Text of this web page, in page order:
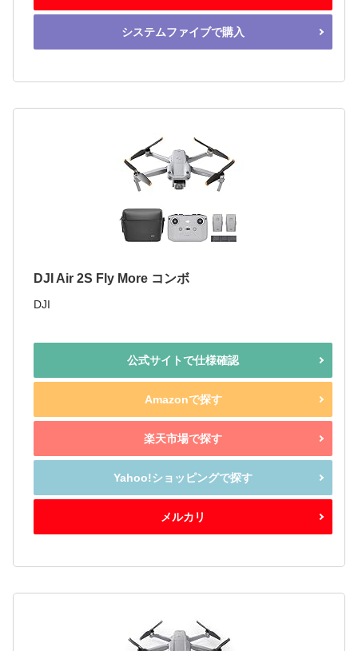
システムファイブで購入
DJI Air 2S Fly More コンボ
DJI
公式サイトで仕様確認
Amazonで探す
楽天市場で探す
Yahoo!ショッピングで探す
メルカリ